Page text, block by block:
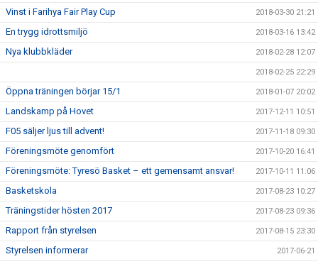
Vinst i Farihya Fair Play Cup 2018-03-30 21:21
En trygg idrottsmiljö 2018-03-16 13:42
Nya klubbkläder 2018-02-28 12:07
2018-02-25 22:29
Öppna träningen börjar 15/1 2018-01-07 20:02
Landskamp på Hovet 2017-12-11 10:51
F05 säljer ljus till advent! 2017-11-18 09:30
Föreningsmöte genomfört 2017-10-20 16:41
Föreningsmöte: Tyresö Basket – ett gemensamt ansvar! 2017-10-11 11:06
Basketskola 2017-08-23 10:27
Träningstider hösten 2017 2017-08-23 09:36
Rapport från styrelsen 2017-08-15 23:30
Styrelsen informerar 2017-06-21